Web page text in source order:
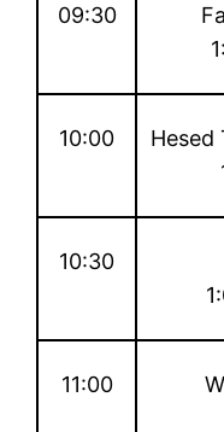
09:30
10:00
Hesed
10:30
11:00